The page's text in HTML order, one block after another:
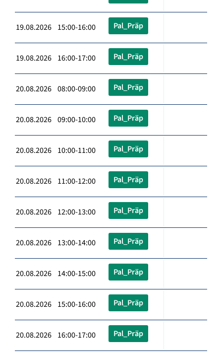
19.08.2026 15:00-16:00 Pal_Präp
19.08.2026 16:00-17:00 Pal_Präp
20.08.2026 08:00-09:00 Pal_Präp
20.08.2026 09:00-10:00 Pal_Präp
20.08.2026 10:00-11:00 Pal_Präp
20.08.2026 11:00-12:00 Pal_Präp
20.08.2026 12:00-13:00 Pal_Präp
20.08.2026 13:00-14:00 Pal_Präp
20.08.2026 14:00-15:00 Pal_Präp
20.08.2026 15:00-16:00 Pal_Präp
20.08.2026 16:00-17:00 Pal_Präp